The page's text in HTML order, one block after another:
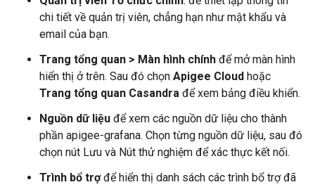
chi tiết về quản trị viên, chẳng hạn như mật khẩu và
email của bạn.
Trang tổng quan > Màn hình chính để mở màn hình
hiển thị ở trên. Sau đó chọn Apigee Cloud hoặc
Trang tổng quan Casandra để xem bảng điều khiển.
Nguồn dữ liệu để xem các nguồn dữ liệu cho thành
phần apigee-grafana. Chọn từng nguồn dữ liệu, sau đó
chọn nút Lưu và Nút thử nghiệm để xác thực kết nối.
Trình bổ trợđể hiển thị danh sách các trình bổ trợ đã